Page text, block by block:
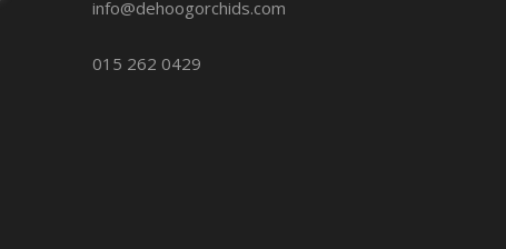
info@dehoogorchids.com
015 262 0429